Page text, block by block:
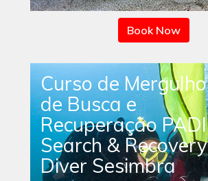
Book Now
Curso de Mergulho
de Busca e
Recuperação PADI
Search & Recovery
Diver Sesimbra